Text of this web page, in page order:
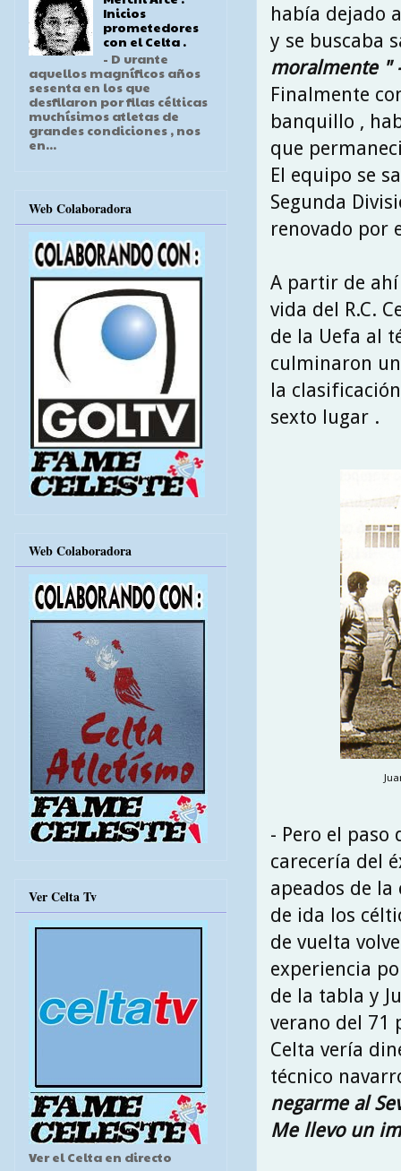
había dejado
y se buscaba
moralmente "
Finalmente
banquillo ,
que
El equipo se
Segunda
renovado por
A partir de
vida del R.C.
de la Uefa al
culminaron
la
sexto lugar .
- Pero el paso
carecería del
apeados de
de ida los
de vuelta
experiencia
de la tabla y
verano del 71
Celta vería
técnico
negarme al
Me llevo un
Inicios
prometedores
con el Celta .
- D urante
aquellos magníficos años
sesenta en los que
desfilaron por filas célticas
muchísimos atletas de
grandes condiciones , nos
en...
Web Colaboradora
Web Colaboradora
Ver Celta Tv
Ver el Celta en directo